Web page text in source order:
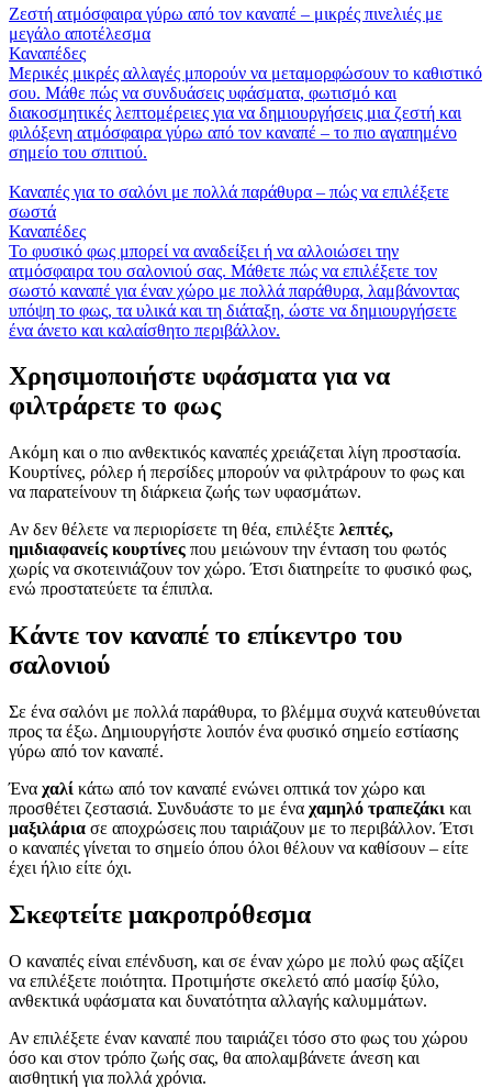
Ζεστή ατμόσφαιρα γύρω από τον καναπέ – μικρές πινελιές με
μεγάλο αποτέλεσμα
Καναπέδες
Μερικές μικρές αλλαγές μπορούν να μεταμορφώσουν το καθιστικό
σου. Μάθε πώς να συνδυάσεις υφάσματα, φωτισμό και
διακοσμητικές λεπτομέρειες για να δημιουργήσεις μια ζεστή και
φιλόξενη ατμόσφαιρα γύρω από τον καναπέ – το πιο αγαπημένο
σημείο του σπιτιού.
Καναπές για το σαλόνι με πολλά παράθυρα – πώς να επιλέξετε
σωστά
Καναπέδες
Το φυσικό φως μπορεί να αναδείξει ή να αλλοιώσει την
ατμόσφαιρα του σαλονιού σας. Μάθετε πώς να επιλέξετε τον
σωστό καναπέ για έναν χώρο με πολλά παράθυρα, λαμβάνοντας
υπόψη το φως, τα υλικά και τη διάταξη, ώστε να δημιουργήσετε
ένα άνετο και καλαίσθητο περιβάλλον.
Χρησιμοποιήστε υφάσματα για να
φιλτράρετε το φως
Ακόμη και ο πιο ανθεκτικός καναπές χρειάζεται λίγη προστασία.
Κουρτίνες, ρόλερ ή περσίδες μπορούν να φιλτράρουν το φως και
να παρατείνουν τη διάρκεια ζωής των υφασμάτων.
Αν δεν θέλετε να περιορίσετε τη θέα, επιλέξτε λεπτές,
ημιδιαφανείς κουρτίνες που μειώνουν την ένταση του φωτός
χωρίς να σκοτεινιάζουν τον χώρο. Έτσι διατηρείτε το φυσικό φως,
ενώ προστατεύετε τα έπιπλα.
Κάντε τον καναπέ το επίκεντρο του
σαλονιού
Σε ένα σαλόνι με πολλά παράθυρα, το βλέμμα συχνά κατευθύνεται
προς τα έξω. Δημιουργήστε λοιπόν ένα φυσικό σημείο εστίασης
γύρω από τον καναπέ.
Ένα χαλί κάτω από τον καναπέ ενώνει οπτικά τον χώρο και
προσθέτει ζεστασιά. Συνδυάστε το με ένα χαμηλό τραπεζάκι και
μαξιλάρια σε αποχρώσεις που ταιριάζουν με το περιβάλλον. Έτσι
ο καναπές γίνεται το σημείο όπου όλοι θέλουν να καθίσουν – είτε
έχει ήλιο είτε όχι.
Σκεφτείτε μακροπρόθεσμα
Ο καναπές είναι επένδυση, και σε έναν χώρο με πολύ φως αξίζει
να επιλέξετε ποιότητα. Προτιμήστε σκελετό από μασίφ ξύλο,
ανθεκτικά υφάσματα και δυνατότητα αλλαγής καλυμμάτων.
Αν επιλέξετε έναν καναπέ που ταιριάζει τόσο στο φως του χώρου
όσο και στον τρόπο ζωής σας, θα απολαμβάνετε άνεση και
αισθητική για πολλά χρόνια.